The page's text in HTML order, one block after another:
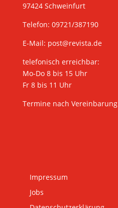
97424 Schweinfurt
Telefon: 09721/387190
E-Mail: post@revista.de
telefonisch erreichbar:
Mo-Do 8 bis 15 Uhr
Fr 8 bis 11 Uhr
Termine nach Vereinbarung
Impressum
Jobs